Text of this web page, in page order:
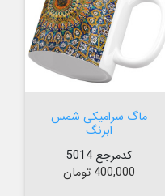
ماگ سرامیکی شمس
ابرنگ
کدمرجع 5014
قیمت
400,000 تومان